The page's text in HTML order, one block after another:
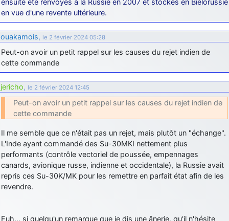
ensuite été renvoyés à la Russie en 2007 et stockés en Biélorussie
en vue d'une revente ultérieure.
ouakamois, le 2 février 2024 05:28
Peut-on avoir un petit rappel sur les causes du rejet indien de
cette commande
jericho, le 2 février 2024 12:45
Peut-on avoir un petit rappel sur les causes du rejet indien de
cette commande
Il me semble que ce n'était pas un rejet, mais plutôt un "échange".
L'Inde ayant commandé des Su-30MKI nettement plus
performants (contrôle vectoriel de poussée, empennages
canards, avionique russe, indienne et occidentale), la Russie avait
repris ces Su-30K/MK pour les remettre en parfait état afin de les
revendre.
Euh… si quelqu'un remarque que je dis une ânerie, qu'il n'hésite